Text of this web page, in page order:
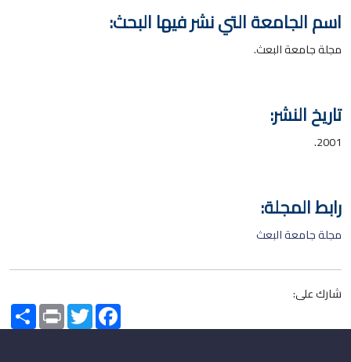
اسم الجامعة التي نشر فيها البحث:
مجلة جامعة البعث.
تاريخ النشر:
2001.
رابط المجلة:
مجلة جامعة البعث
شارك على:
Share PrintTwitterFacebook